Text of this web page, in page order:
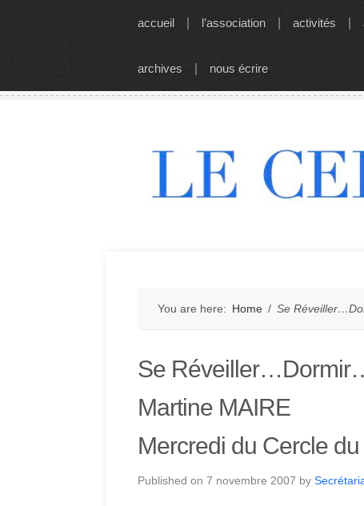
accueil l’association activités
archives nous écrire
You are here: Home / Se
Se
Martine MAIRE
Mercredi du Cercle
Published on 7 novembre 2007 by